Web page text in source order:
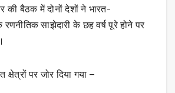
की बैठक में दोनों देशों ने भारत-
साझेदारी के छह वर्ष पूरे होने पर
पर जोर दिया गया –